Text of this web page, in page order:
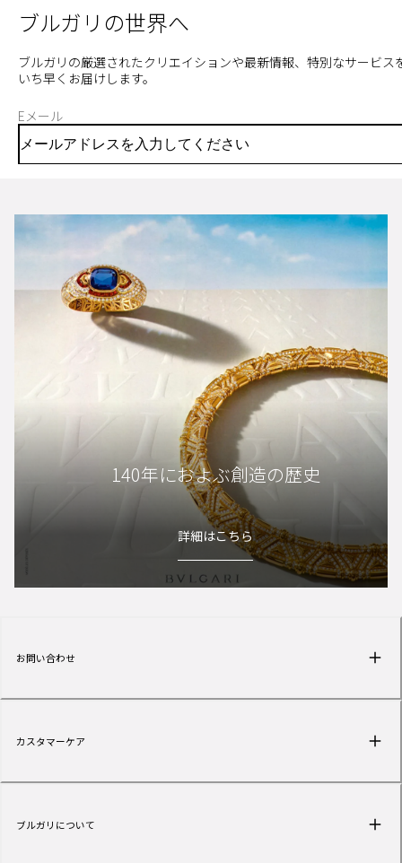
ブルガリの世界へ
ブルガリの厳選されたクリエイションや最新情報、特別なサービス
いち早くお届けします。
Eメール
140年におよぶ創造の歴史
詳細はこちら
お問い合わせ
カスタマーケア
ブルガリについて